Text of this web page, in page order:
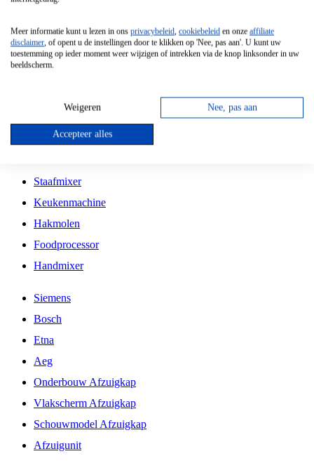
Vrijstaande Magnetron
Vrijstaande Kookplaat
Inbouw Gaskookplaat
Inbouw Keramische Kookplaat
Kookplaat Accessoires
Staafmixer
Keukenmachine
Hakmolen
Foodprocessor
Handmixer
Siemens
Bosch
Etna
Aeg
Onderbouw Afzuigkap
Vlakscherm Afzuigkap
Schouwmodel Afzuigkap
Afzuigunit
Meer informatie kunt u lezen in ons privacybeleid, cookiebeleid en onze affiliate
disclaimer, of opent u de instellingen door te klikken op 'Nee, pas aan'. U kunt uw
toestemming op ieder moment weer wijzigen of intrekken via de knop linksonder in uw
beeldscherm.
Weigeren Nee, pas aan
Accepteer alles